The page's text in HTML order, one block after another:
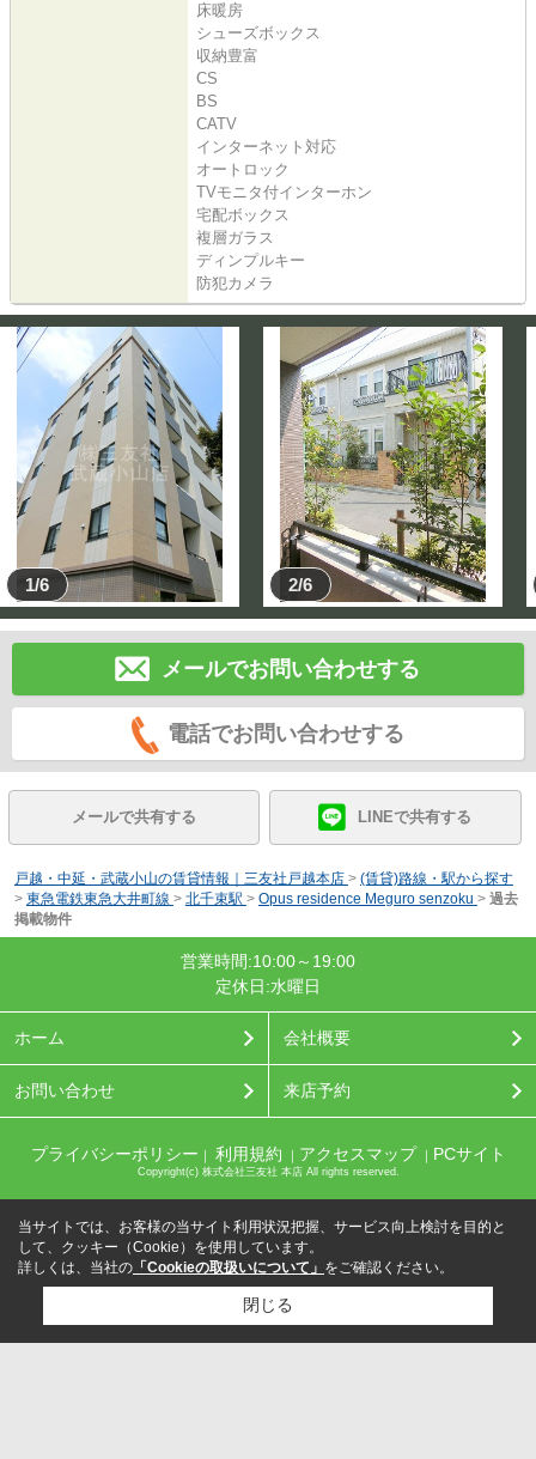
床暖房
シューズボックス
収納豊富
CS
BS
CATV
インターネット対応
オートロック
TVモニタ付インターホン
宅配ボックス
複層ガラス
ディンプルキー
防犯カメラ
1/6 2/6
メールでお問い合わせする
電話でお問い合わせする
メールで共有する LINEで共有する
戸越・中延・武蔵小山の賃貸情報｜三友社戸越本店 > (賃貸)路線・駅から探す
> 東急電鉄東急大井町線 > 北千束駅 > Opus residence Meguro senzoku > 過去
掲載物件
営業時間:10:00～19:00
定休日:水曜日
ホーム 会社概要
お問い合わせ 来店予約
プライバシーポリシー 利用規約 アクセスマップ PCサイト
Copyright(c) 株式会社三友社 本店 All rights reserved.
当サイトでは、お客様の当サイト利用状況把握、サービス向上検討を目的と
して、クッキー（Cookie）を使用しています。
詳しくは、当社の 「Cookieの取扱いについて」 をご確認ください。
閉じる